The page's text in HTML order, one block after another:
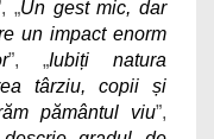
„Un gest mic, dar
un impact enorm
”, „Iubiți natura
târziu, copii și
pământul viu”,